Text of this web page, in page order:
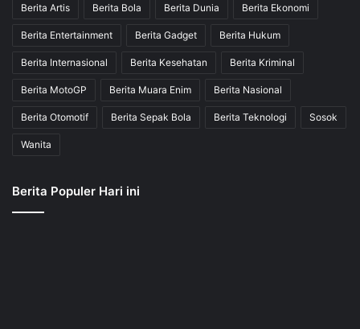
Berita Artis Berita Bola Berita Dunia Berita Ekonomi
Berita Entertainment Berita Gadget Berita Hukum
Berita Internasional Berita Kesehatan Berita Kriminal
Berita MotoGP Berita Muara Enim Berita Nasional
Berita Otomotif Berita Sepak Bola Berita Teknologi Sosok
Wanita
Berita Populer Hari ini